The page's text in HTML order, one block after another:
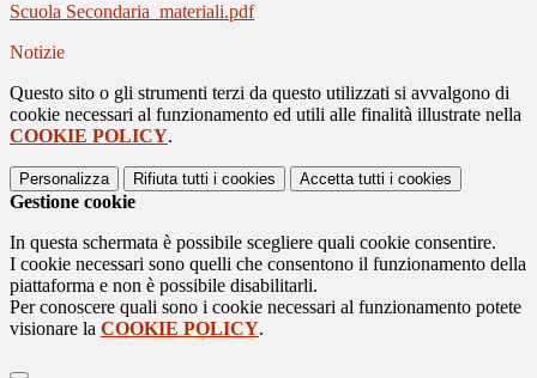
Scuola Secondaria_materiali.pdf
Notizie
Questo sito o gli strumenti terzi da questo utilizzati si avvalgono di
cookie necessari al funzionamento ed utili alle finalità illustrate nella
COOKIE POLICY.
Personalizza Rifiuta tutti i cookies Accetta tutti i cookies
Gestione cookie
In questa schermata è possibile scegliere quali cookie consentire.
I cookie necessari sono quelli che consentono il funzionamento della
piattaforma e non è possibile disabilitarli.
Per conoscere quali sono i cookie necessari al funzionamento potete
visionare la COOKIE POLICY.